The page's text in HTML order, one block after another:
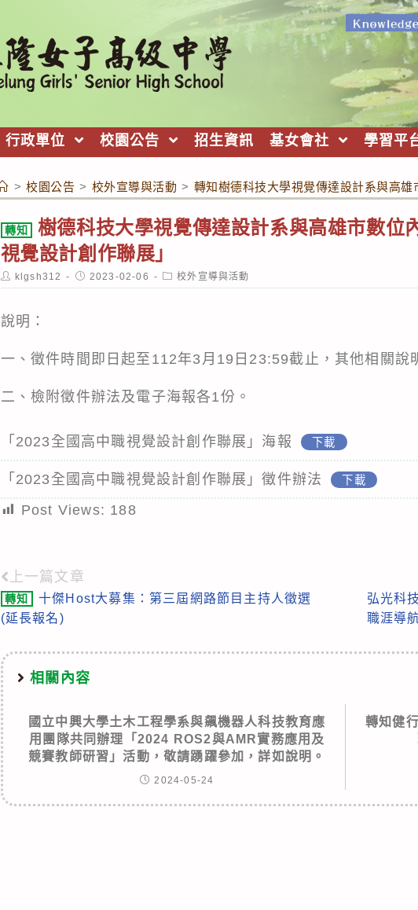
行政單位 校園公告 招生資訊 基女會社 學習平
> 校園公告 > 校外宣導與活動 > 轉知樹德科技大學視覺傳達設計系與高
轉知
樹德科技大學視覺傳達設計系與高雄市數位
視覺設計創作聯展」
Post
author:
klgsh312
Post
published:
2023-02-06
Post
category:
校外宣導與活動
說明：
一、徵件時間即日起至112年3月19日23:59截止，其他相關說
二、檢附徵件辦法及電子海報各1份。
「2023全國高中職視覺設計創作聯展」海報 下載
「2023全國高中職視覺設計創作聯展」徵件辦法 下載
Post Views: 188
Read
more
上一篇文章
轉知
十傑Host大募集：第三屆網路節目主持人徵選
(延長報名)
弘光科
職涯導
相關內容
國立中興大學土木工程學系與飆機器人科技教育應
用團隊共同辦理「2024 ROS2與AMR實務應用及
競賽教師研習」活動，敬請踴躍參加，詳如說明。
2024-05-24
轉知健